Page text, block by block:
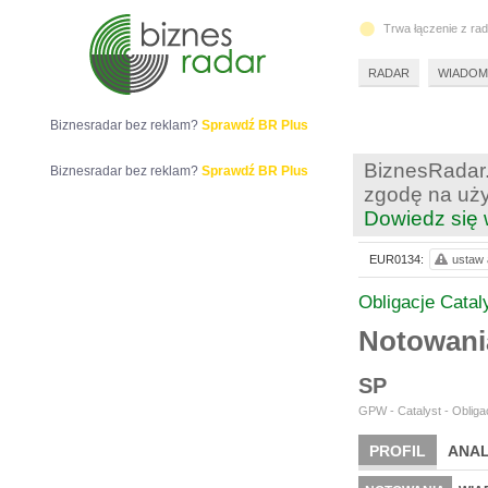
zgodę na
Dowiedz się
Obligacje
SP
GPW - Catalyst -
PROFIL
EUR0134: ustaw
Biznesradar bez reklam? Sprawdź BR Plus
Biznesradar bez reklam? Sprawdź BR Plus
Trwa łączenie z
RADAR